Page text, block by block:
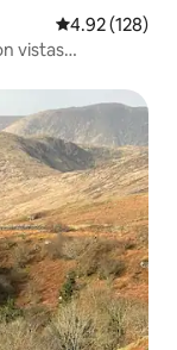
Calificación
4.92 (128)
vistas